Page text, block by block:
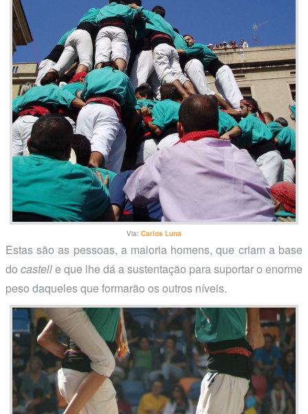
Via: Carlos Luna
Estas são as pessoas, a maioria homens, que criam a base
do castelle que lhe dá a sustentação para suportar o enorme
peso daqueles que formarão os outros níveis.